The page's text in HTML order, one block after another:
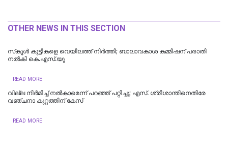
OTHER NEWS IN THIS SECTION
സ്‌കൂള്‍ കുട്ടികളെ വെയിലത്ത് നിര്‍ത്തി; ബാലാവകാശ കമ്മിഷന് പരാതി
നല്‍കി കെ.എസ്.യു
READ MORE
വില്ല നിർമിച്ച് നൽകാമെന്ന് പറഞ്ഞ് പറ്റിച്ചു; എസ്. ശ്രീശാന്തിനെതിരേ
വഞ്ചനാ കുറ്റത്തിന് കേസ്
READ MORE